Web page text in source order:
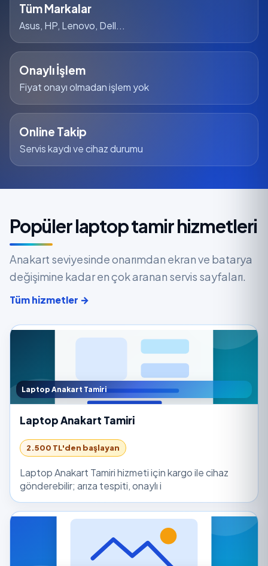
Tüm Markalar
Asus, HP, Lenovo, Dell...
Onaylı İşlem
Fiyat onayı olmadan işlem yok
Online Takip
Servis kaydı ve cihaz durumu
Popüler laptop tamir hizmetleri
Anakart seviyesinde onarımdan ekran ve batarya
değişimine kadar en çok aranan servis sayfaları.
Tüm hizmetler →
Laptop Anakart Tamiri
Laptop Anakart Tamiri
2.500 TL'den başlayan
Laptop Anakart Tamiri hizmeti için kargo ile cihaz
gönderebilir; arıza tespiti, onaylı i